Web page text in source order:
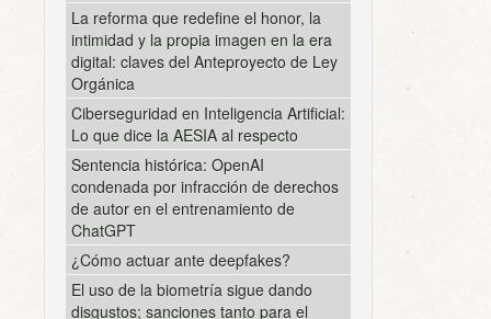
La reforma que redefine el honor, la
intimidad y la propia imagen en la era
digital: claves del Anteproyecto de Ley
Orgánica
Ciberseguridad en Inteligencia Artificial:
Lo que dice la AESIA al respecto
Sentencia histórica: OpenAI
condenada por infracción de derechos
de autor en el entrenamiento de
ChatGPT
¿Cómo actuar ante deepfakes?
El uso de la biometría sigue dando
disgustos; sanciones tanto para el